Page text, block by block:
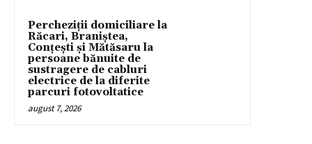
Percheziții domiciliare la
Răcari, Braniștea,
Conțești și Mătăsaru la
persoane bănuite de
sustragere de cabluri
electrice de la diferite
parcuri fotovoltatice
august 7, 2026